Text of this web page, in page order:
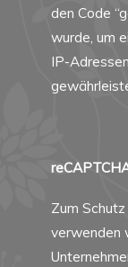
den Code
wurde, um
IP-
Zum
verwenden